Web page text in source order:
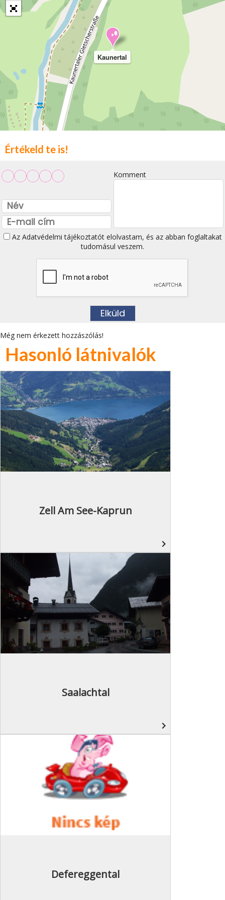
Kaunertal
Értékeld te is!
Komment
Az Adatvédelmi tájékoztatótelolvastam, és az abban foglaltakat
tudomásul veszem.
Még nem érkezett hozzászólás!
Hasonló látnivalók
Zell Am See-Kaprun
navigate_next
Saalachtal
navigate_next
Defereggental